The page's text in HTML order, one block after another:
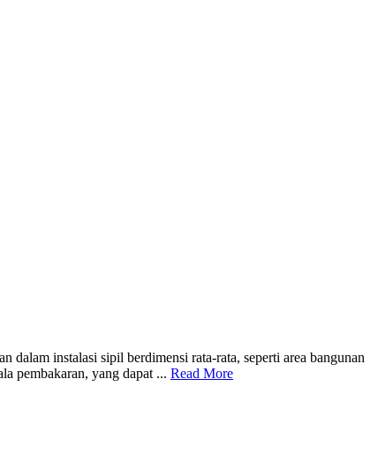
instalasi sipil berdimensi rata-rata, seperti area bangunan
pembakaran, yang dapat ... Read More